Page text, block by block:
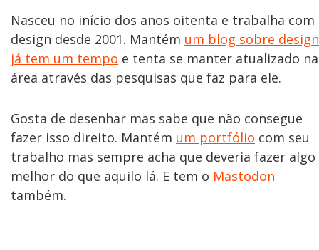
Nasceu no início dos anos oitenta e trabalha com
design desde 2001. Mantém um blog sobre design
já tem um tempo e tenta se manter atualizado na
área através das pesquisas que faz para ele.
Gosta de desenhar mas sabe que não consegue
fazer isso direito. Mantém um portfólio com seu
trabalho mas sempre acha que deveria fazer algo
melhor do que aquilo lá. E tem o Mastodon
também.